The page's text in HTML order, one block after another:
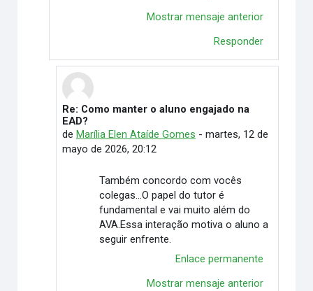
Mostrar mensaje anterior
Responder
En respuesta a Daniela Andreska da Silva
Re: Como manter o aluno engajado na
EAD?
de Marília Elen Ataíde Gomes - martes, 12 de
mayo de 2026, 20:12
Também concordo com vocês
colegas...O papel do tutor é
fundamental e vai muito além do
AVA.Essa interação motiva o aluno a
seguir enfrente.
Enlace permanente
Mostrar mensaje anterior